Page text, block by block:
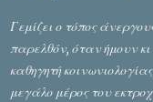
Γεμίζει ο τόπος
παρελθόν, όταν ήμουν
καθηγητή
μεγάλο μέρος του